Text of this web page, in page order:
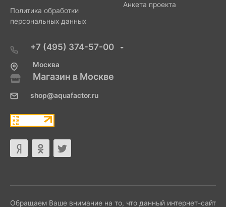
Политика обработки
персональных данных
Анкета проекта
+7 (495) 374-57-00
Москва
Магазин в Москве
shop@aquafactor.ru
Обращаем Ваше внимание на то, что данный интернет-сайт